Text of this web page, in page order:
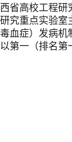
省高校工程研
究重点实验室
血症）发病机
第一（排名第